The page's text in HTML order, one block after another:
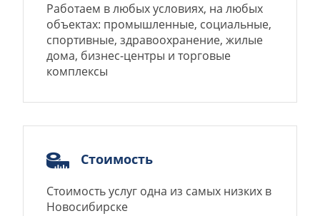
Работаем в любых условиях, на любых
объектах: промышленные, социальные,
спортивные, здравоохранение, жилые
дома, бизнес-центры и торговые
комплексы
Стоимость
Стоимость услуг одна из самых низких в
Новосибирске